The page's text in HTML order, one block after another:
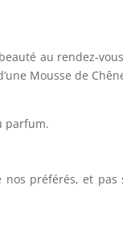
au rendez-
Mousse de
parfum.
préférés, et pas